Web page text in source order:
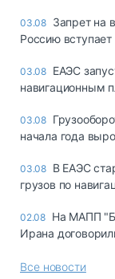
03.08 Запрет на
Россию вступает
03.08 ЕАЭС
навигационным
03.08
начала года
03.08 В ЕАЭС
грузов по
02.08 На МАПП
Ирана
Все новости